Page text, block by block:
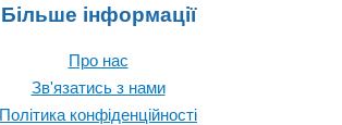
Більше інформації
Про нас
Зв'язатись з нами
Політика конфіденційності